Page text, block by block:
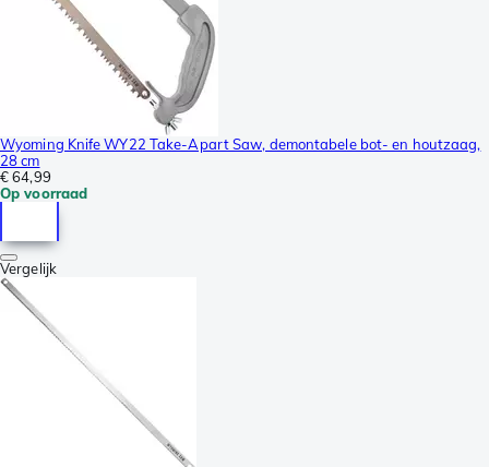
Wyoming Knife WY22 Take-Apart Saw, demontabele bot- en houtzaag,
28 cm
€ 64,99
Op voorraad
Vergelijk